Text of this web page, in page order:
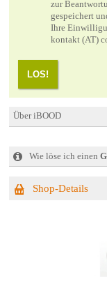
zur
gespeichert
Ihre
kontakt (AT)
LOS!
Über iBOOD
Wie löse ich einen
Shop-Details